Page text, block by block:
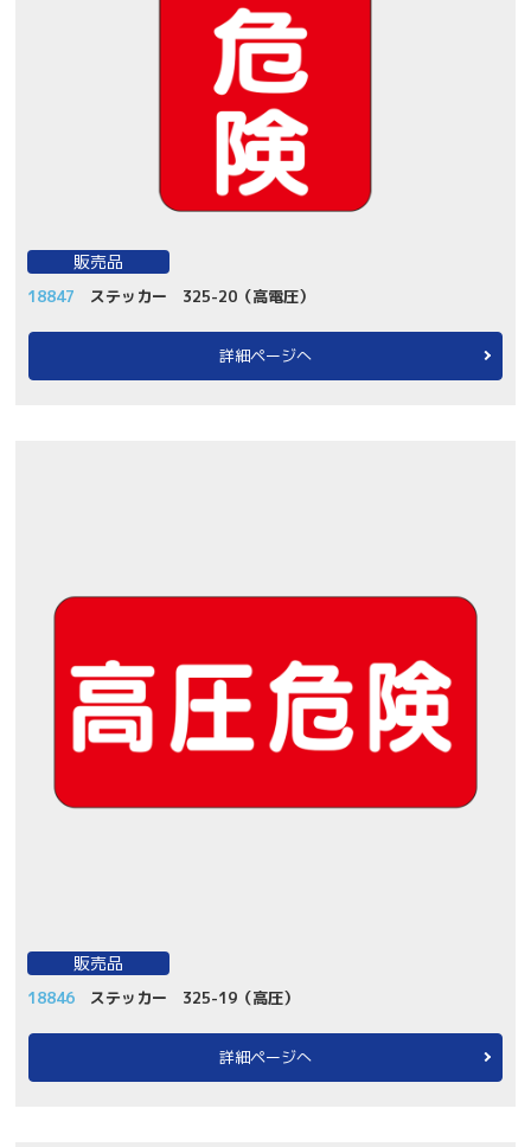
販売品
18847 ステッカー 325-20（高電圧）
詳細ページへ
販売品
18846 ステッカー 325-19（高圧）
詳細ページへ